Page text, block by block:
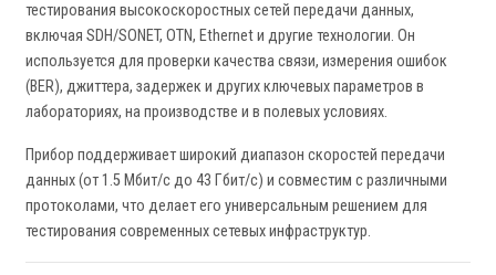
тестирования высокоскоростных сетей передачи данных,
включая SDH/SONET, OTN, Ethernet и другие технологии. Он
используется для проверки качества связи, измерения ошибок
(BER), джиттера, задержек и других ключевых параметров в
лабораториях, на производстве и в полевых условиях.
Прибор поддерживает широкий диапазон скоростей передачи
данных (от 1.5 Мбит/с до 43 Гбит/с) и совместим с различными
протоколами, что делает его универсальным решением для
тестирования современных сетевых инфраструктур.